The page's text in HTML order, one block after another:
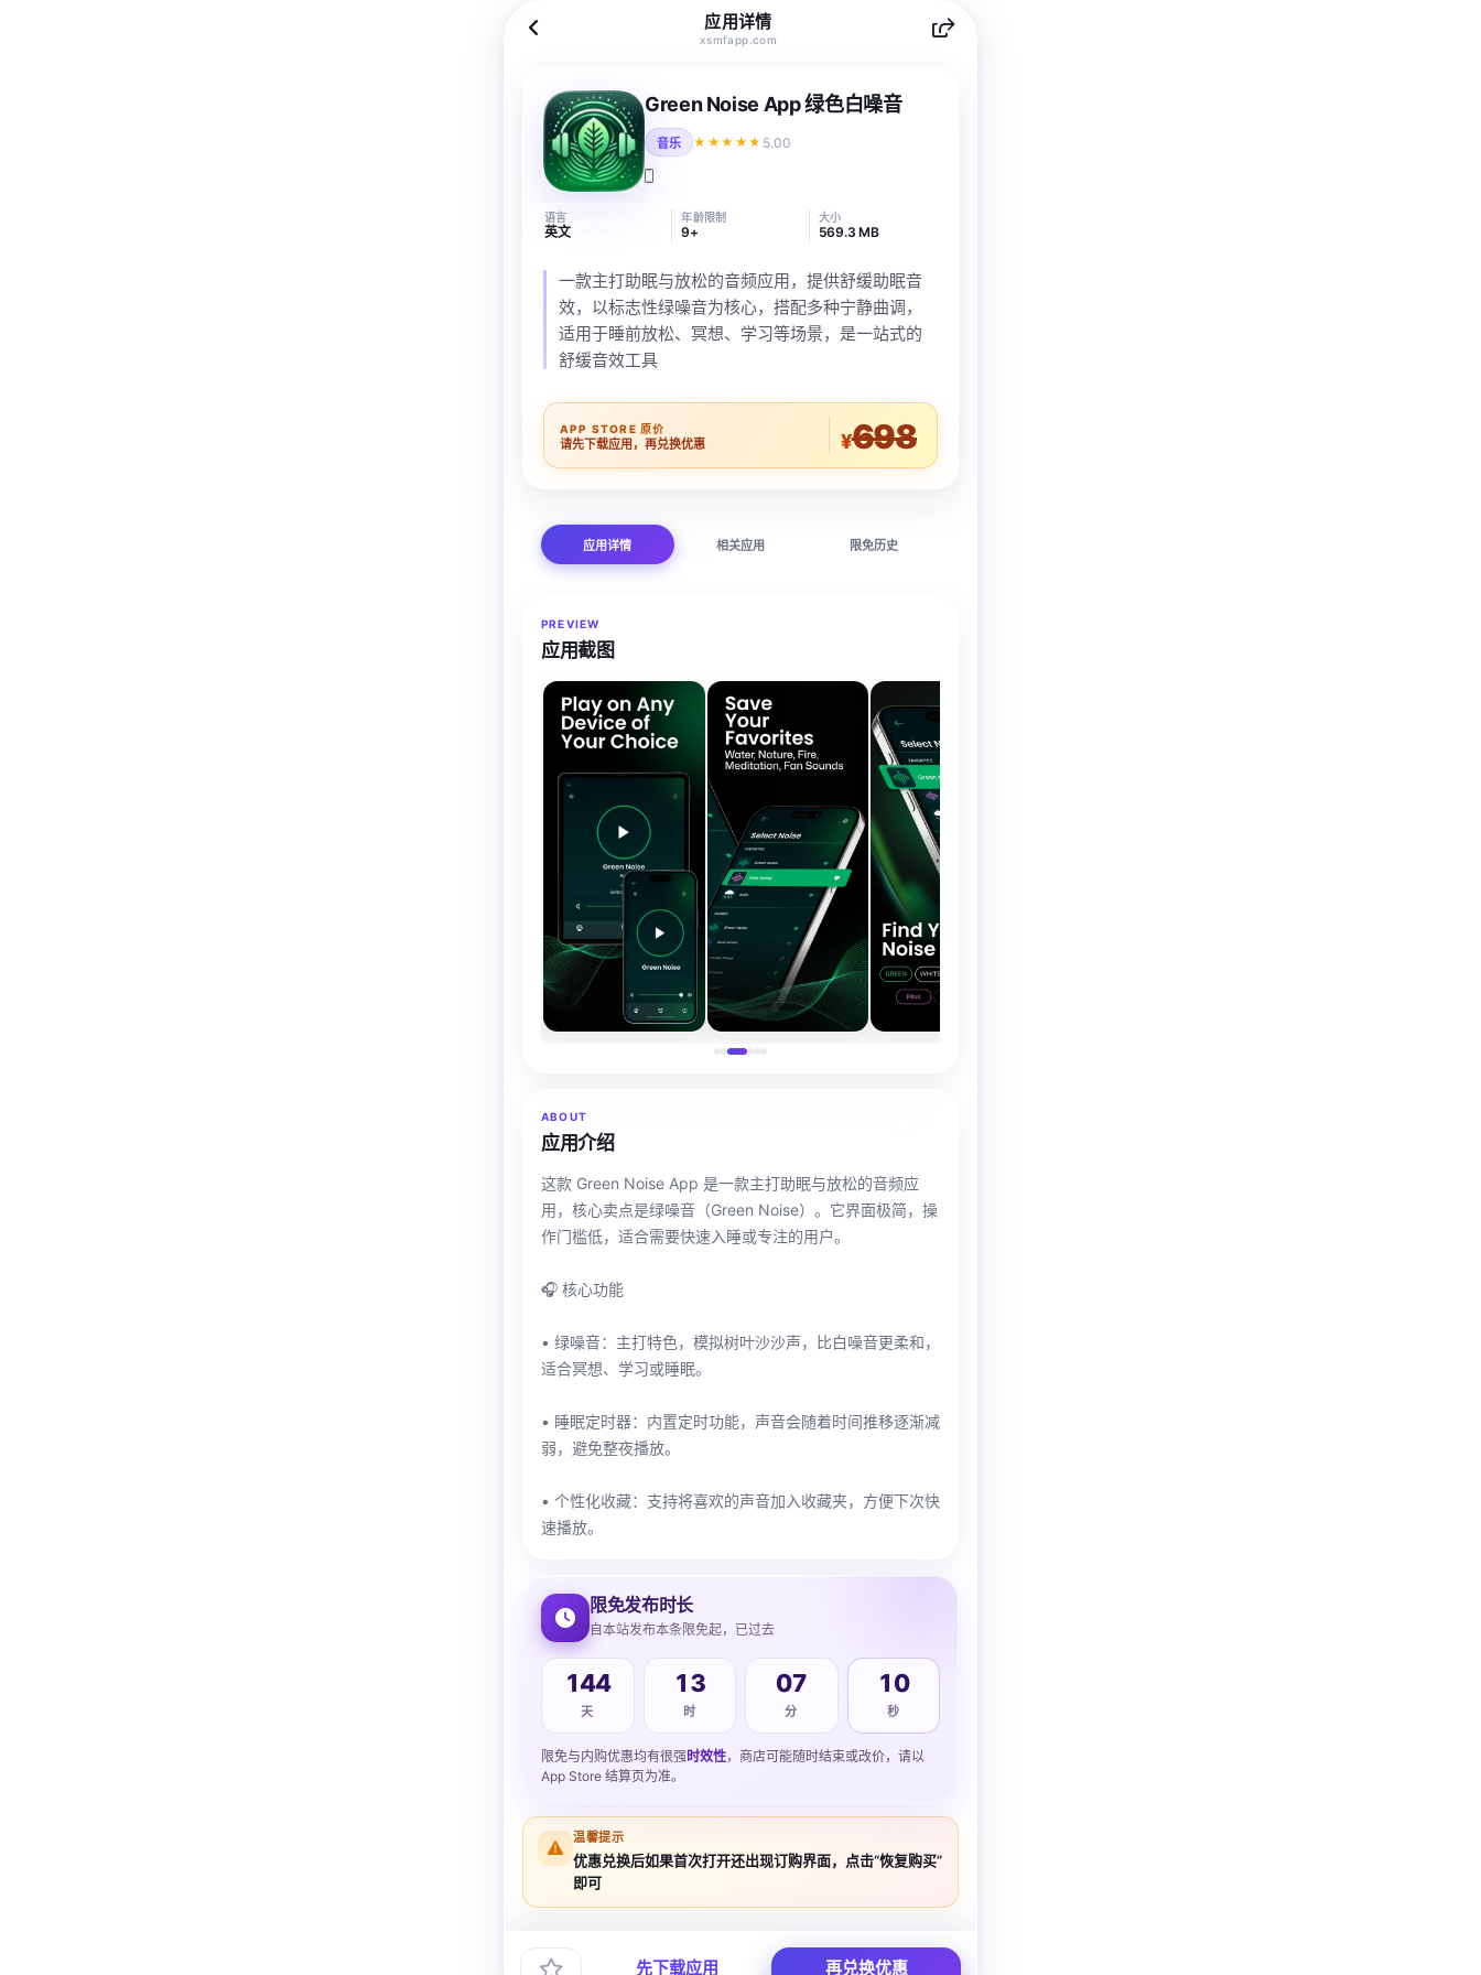
应用详情
xsmfapp.com
Green Noise App 绿色白噪音
音乐 ★★★★★ 5.00
语言
英文
年龄限制
9+
大小
569.3 MB
一款主打助眠与放松的音频应用，提供舒缓助眠音
效，以标志性绿噪音为核心，搭配多种宁静曲调，
适用于睡前放松、冥想、学习等场景，是一站式的
舒缓音效工具
APP STORE 原价
请先下载应用，再兑换优惠 ¥698
应用详情 相关应用 限免历史
PREVIEW
应用截图
ABOUT
应用介绍
这款 Green Noise App 是一款主打助眠与放松的音频应
用，核心卖点是绿噪音（Green Noise）。它界面极简，操
作门槛低，适合需要快速入睡或专注的用户。
🎧 核心功能
• 绿噪音：主打特色，模拟树叶沙沙声，比白噪音更柔和，
适合冥想、学习或睡眠。
• 睡眠定时器：内置定时功能，声音会随着时间推移逐渐减
弱，避免整夜播放。
• 个性化收藏：支持将喜欢的声音加入收藏夹，方便下次快
速播放。
限免发布时长
自本站发布本条限免起，已过去
144
天
13
时
07
分
11
秒
限免与内购优惠均有很强时效性，商店可能随时结束或改价，请以
App Store 结算页为准。
温馨提示
优惠兑换后如果首次打开还出现订购界面，点击“恢复购买”
即可
先下载应用 再兑换优惠